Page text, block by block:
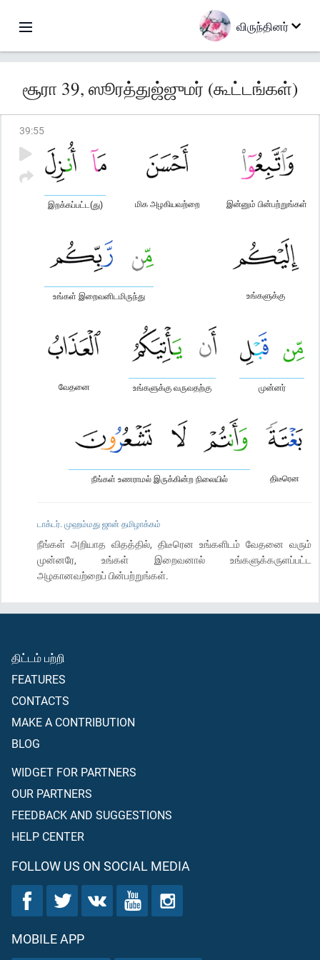
விருந்தினர்
சூரா 39, ஸூரத்துஜ்ஜுமர் (கூட்டங்கள்)
39:55
இன்னும் பின்பற்றுங்கள்
மிக அழகியவற்றை
இறக்கப்பட்ட(து)
உங்களுக்கு
உங்கள் இறைவனிடமிருந்து
முன்னர்
உங்களுக்கு வருவதற்கு
வேதனை
திடீரென
நீங்கள் உணராமல் இருக்கின்ற நிலையில்
டாக்டர். முஹம்மது ஜான் தமிழாக்கம்
நீங்கள் அறியாத விதத்தில், திடீரென உங்களிடம் வேதனை வரும்
முன்னரே, உங்கள் இறைவனால் உங்களுக்கருளப்பட்ட
அழகானவற்றைப் பின்பற்றுங்கள்.
திட்டம் பற்றி
FEATURES
CONTACTS
MAKE A CONTRIBUTION
BLOG
WIDGET FOR PARTNERS
OUR PARTNERS
FEEDBACK AND SUGGESTIONS
HELP CENTER
FOLLOW US ON SOCIAL MEDIA
MOBILE APP